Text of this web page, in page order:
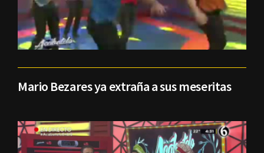
Mario Bezares ya extraña a sus meseritas